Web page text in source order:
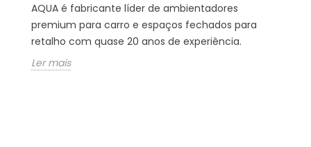
AQUA é fabricante líder de ambientadores
premium para carro e espaços fechados para
retalho com quase 20 anos de experiência.
Ler mais